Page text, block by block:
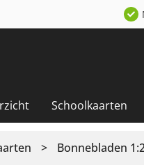
Schoolkaarten
> Bonnebladen